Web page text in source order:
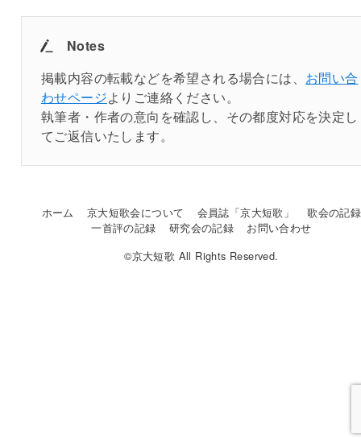
Notes
掲載内容の転載などを希望される場合には、 お問い合
わせページよりご連絡ください。
執筆者・作者の意向を確認し、その都度対応を決定し
てご返信いたします。
ホーム 京大短歌会について 会員誌「京大短歌」
歌会の記録
一首評の記録
研究会の記録
お問い合わせ
©京大短歌 All Rights Reserved.